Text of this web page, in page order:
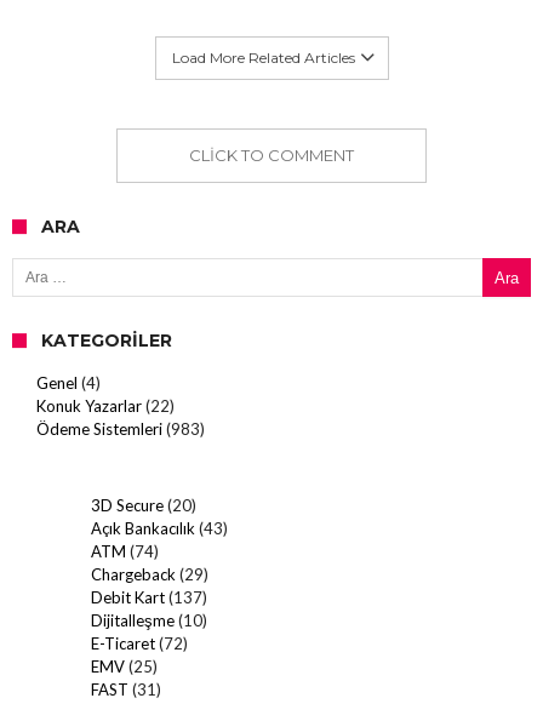
Load More Related Articles
CLICK TO COMMENT
ARA
Arama:
KATEGORILER
Genel (4)
Konuk Yazarlar(22)
Ödeme Sistemleri(983)
3D Secure(20)
Açık Bankacılık(43)
ATM (74)
Chargeback(29)
Debit Kart(137)
Dijitalleşme(10)
E-Ticaret(72)
EMV(25)
FAST (31)